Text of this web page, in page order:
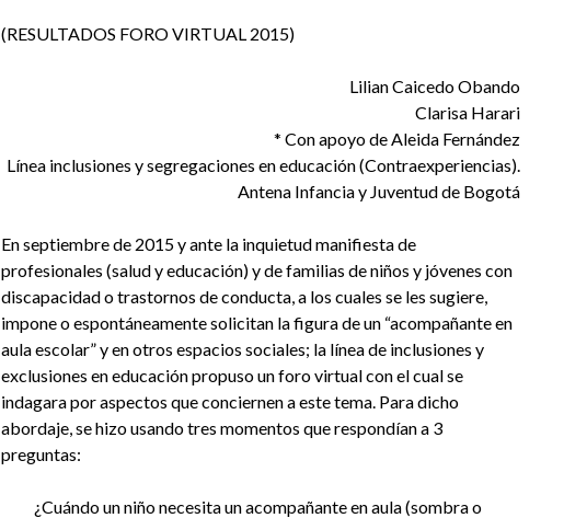
(RESULTADOS FORO VIRTUAL 2015)
Lilian Caicedo Obando
Clarisa Harari
* Con apoyo de Aleida Fernández
Línea inclusiones y segregaciones en educación (Contraexperiencias).
Antena Infancia y Juventud de Bogotá
En septiembre de 2015 y ante la inquietud manifiesta de
profesionales (salud y educación) y de familias de niños y jóvenes con
discapacidad o trastornos de conducta, a los cuales se les sugiere,
impone o espontáneamente solicitan la figura de un “acompañante en
aula escolar” y en otros espacios sociales; la línea de inclusiones y
exclusiones en educación propuso un foro virtual con el cual se
indagara por aspectos que conciernen a este tema. Para dicho
abordaje, se hizo usando tres momentos que respondían a 3
preguntas:
¿Cuándo un niño necesita un acompañante en aula (sombra o